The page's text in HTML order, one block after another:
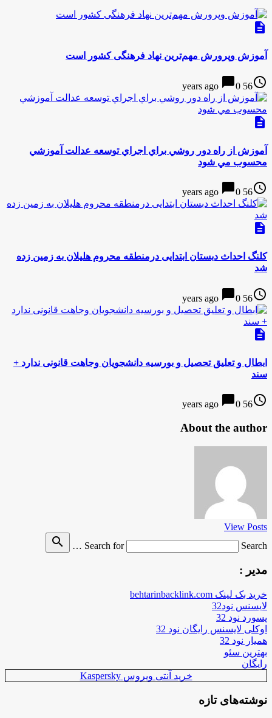
description
آموزش وپرورش مهم‌ترین نهاد فرهنگی کشور است
access_time
56 years ago
chat_bubble0
description
آموزش از راه دور روشي براي اجراي توسعه عدالت آموزشي
محسوب مي شود
access_time
56 years ago
chat_bubble0
description
کلنگ احداث دبستان ابتدایی درمنطقه محروم هلیلان به زمين زده
شد
access_time
56 years ago
chat_bubble0
description
ابطال و تعلیق تحصیل و بورسیه دانشجویان وجاهت قانونی ندارد +
سند
access_time
56 years ago
chat_bubble0
About the author
View Posts
Search for
Search …
search
مدیر :
خرید بک لینک behtarinbacklink.com
لایسنس نود32
پسورد نود 32
اوکلی لایسنس رایگان نود 32
همیار نود 32
بهترین سئو
رایگان
خرید آنتی ویروس Kaspersky
نوشته‌های تازه